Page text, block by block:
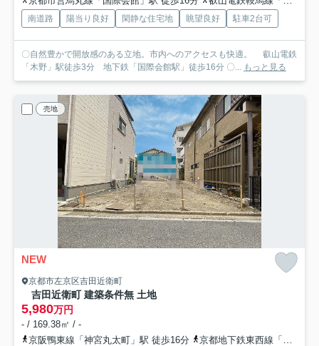
南道路 陽当り良好 閑静な住宅地 眺望良好 駐車2台可
〇自然豊かで開放感のある立地。市内へのアクセスも快適。 叡山電鉄
「木野」駅徒歩3分 地下鉄「国際会館駅」徒歩16分 〇... もっと見る
売地
NEW
京都市左京区吉田近衛町
吉田近衛町 建築条件無 土地
5,980万円
- / 169.38㎡ / -
京阪鴨東線「神宮丸太町」駅 徒歩16分
京都地下鉄東西線「東山」駅 バス6分 京都市営バス「近衛通」 停歩5分